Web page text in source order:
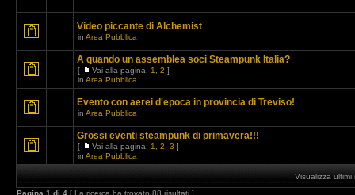
Video piccante di Alchemist
in Area Pubblica
A quando un assemblea soci Steampunk Italia?
[ Vai alla pagina: 1 2 ]
in Area Pubblica
Evento con aerei d'epoca in provincia di Treviso!
in Area Pubblica
Grossi eventi steampunk di primavera!!!
[ Vai alla pagina: 1 2 3 ]
in Area Pubblica
Visualizza ultimi
Pagina 1 di 4 [ La ricerca ha trovato 88 risultati ]